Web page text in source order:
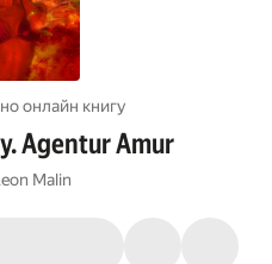
онлайн книгу
Agentur Amur
Malin